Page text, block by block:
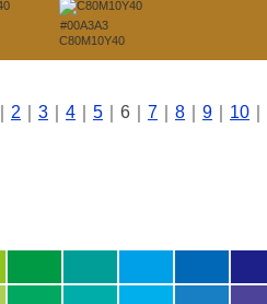
#00A3A3
C80M10Y40
2 3 4 5 ｜6｜ 7 8 9 10